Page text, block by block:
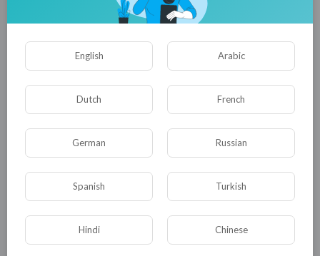
Это позволило ученым создать:
"Анимацию изменения количества
углекислого газа в атмосфере".
Желтый цвет - его количество в
атмосфере.
Зеленый цвет — количество сезонной
растительности.
English Arabic
Dutch French
German Russian
Spanish Turkish
Hindi Chinese